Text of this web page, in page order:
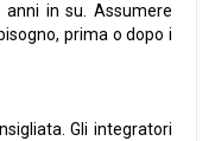
in su. Assumere
prima o dopo i
Gli integratori